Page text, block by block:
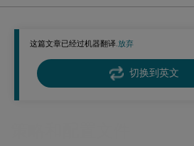
这篇文章已经过机器翻译.放弃
切换到英文